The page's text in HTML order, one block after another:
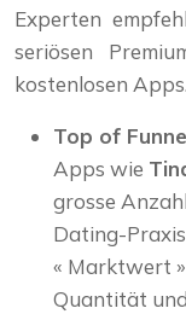
Experten
seriösen
kostenlosen
Top of
Apps wie
grosse
Dating-
« Marktwert
Quantität